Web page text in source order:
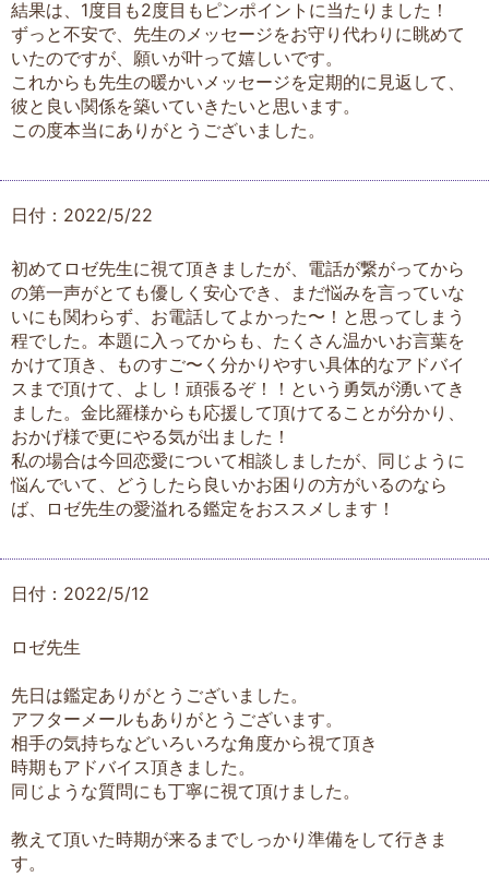
結果は、1度目も2度目もピンポイントに当たりました！
ずっと不安で、先生のメッセージをお守り代わりに眺めて
いたのですが、願いが叶って嬉しいです。
これからも先生の暖かいメッセージを定期的に見返して、
彼と良い関係を築いていきたいと思います。
この度本当にありがとうございました。
日付：2022/5/22
初めてロゼ先生に視て頂きましたが、電話が繋がってから
の第一声がとても優しく安心でき、まだ悩みを言っていな
いにも関わらず、お電話してよかった〜！と思ってしまう
程でした。本題に入ってからも、たくさん温かいお言葉を
かけて頂き、ものすご〜く分かりやすい具体的なアドバイ
スまで頂けて、よし！頑張るぞ！！という勇気が湧いてき
ました。金比羅様からも応援して頂けてることが分かり、
おかげ様で更にやる気が出ました！
私の場合は今回恋愛について相談しましたが、同じように
悩んでいて、どうしたら良いかお困りの方がいるのなら
ば、ロゼ先生の愛溢れる鑑定をおススメします！
日付：2022/5/12
ロゼ先生
先日は鑑定ありがとうございました。
アフターメールもありがとうございます。
相手の気持ちなどいろいろな角度から視て頂き
時期もアドバイス頂きました。
同じような質問にも丁寧に視て頂けました。
教えて頂いた時期が来るまでしっかり準備をして行きま
す。